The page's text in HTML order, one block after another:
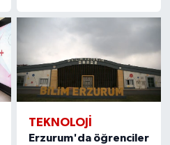
TEKNOLOJİ
Erzurum'da öğrenciler